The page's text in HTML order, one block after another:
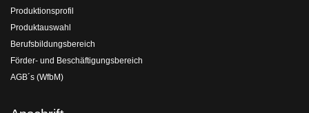
Produktionsprofil
Produktauswahl
Berufsbildungsbereich
Förder- und Beschäftigungsbereich
AGB´s (WfbM)